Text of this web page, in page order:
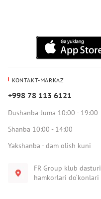
KONTAKT-MARKAZ
+998 78 113 6121
Dushanba-Juma 10:00 - 19:00
Shanba 10:00 - 14:00
Yakshanba - dam olish kuni
FR Group klub dasturi
hamkorlari do‘konlari